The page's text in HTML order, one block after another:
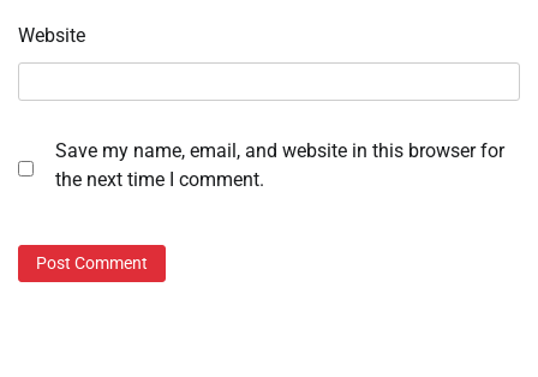
Website
Save my name, email, and website in this browser for
the next time I comment.